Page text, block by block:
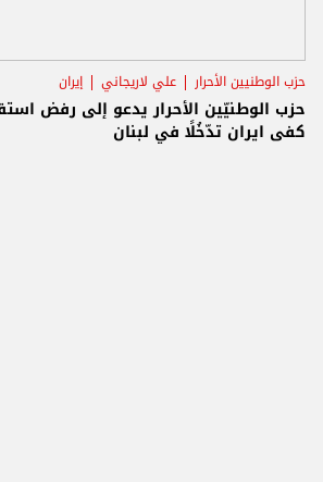
حزب الوطنيين الأحرار علي لاريجاني إيران
حزب الوطنيّين الأحرار يدعو إلى رفض
كفى ايران تدّخُلًا في لبنان